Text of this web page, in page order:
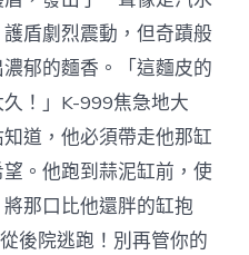
盾劇烈震動，但奇蹟般
郁的麵香。「這麵皮的
！」K-999焦急地大
道，他必須帶走他那缸
。他跑到蒜泥缸前，使
那口比他還胖的缸抱
後院逃跑！別再管你的